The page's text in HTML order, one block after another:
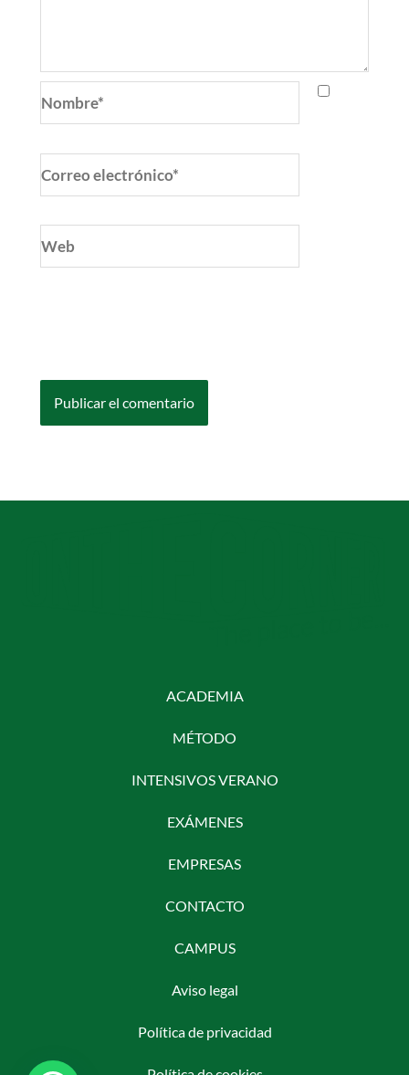
electrónico*
ACADEMIA
MÉTODO
INTENSIVOS VERANO
EXÁMENES
EMPRESAS
CONTACTO
CAMPUS
Aviso legal
Política de privacidad